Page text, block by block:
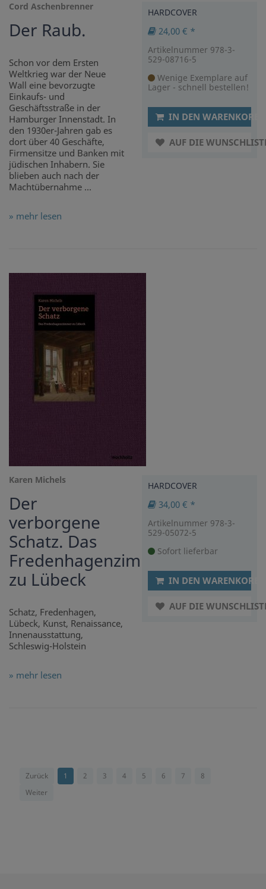
Cord Aschenbrenner
Der Raub.
Schon vor dem Ersten
Weltkrieg war der Neue
Wall eine bevorzugte
Einkaufs- und
Geschäftsstraße in der
Hamburger Innenstadt. In
den 1930er-Jahren gab es
dort über 40 Geschäfte,
Firmensitze und Banken mit
jüdischen Inhabern. Sie
blieben auch nach der
Machtübernahme ...
» mehr lesen
HARDCOVER
24,00 € *
Artikelnummer 978-3-
529-08716-5
Wenige Exemplare auf
Lager - schnell bestellen!
IN DEN WARENKORB
AUF DIE
Karen Michels
Der
verborgene
Schatz. Das
Fredenhagenzimmer
zu Lübeck
Schatz, Fredenhagen,
Lübeck, Kunst, Renaissance,
Innenausstattung,
Schleswig-Holstein
» mehr lesen
HARDCOVER
34,00 € *
Artikelnummer 978-3-
529-05072-5
Sofort lieferbar
IN DEN WARENKORB
AUF DIE
Zurück 1 2 3 4 5 6 7
8
Weiter